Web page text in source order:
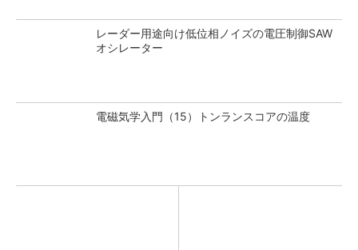
レーダー用途向け低位相ノイズの電圧制御SAW
オシレーター
電磁気学入門（15）トンランスコアの温度